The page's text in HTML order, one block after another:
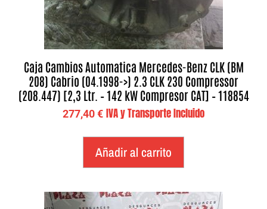
Caja Cambios Automatica Mercedes-Benz CLK (BM
208) Cabrio (04.1998->) 2.3 CLK 230 Compressor
(208.447) [2,3 Ltr. – 142 kW Compresor CAT] – 118854
277,40€ IVA y Transporte Incluido
Añadir al carrito